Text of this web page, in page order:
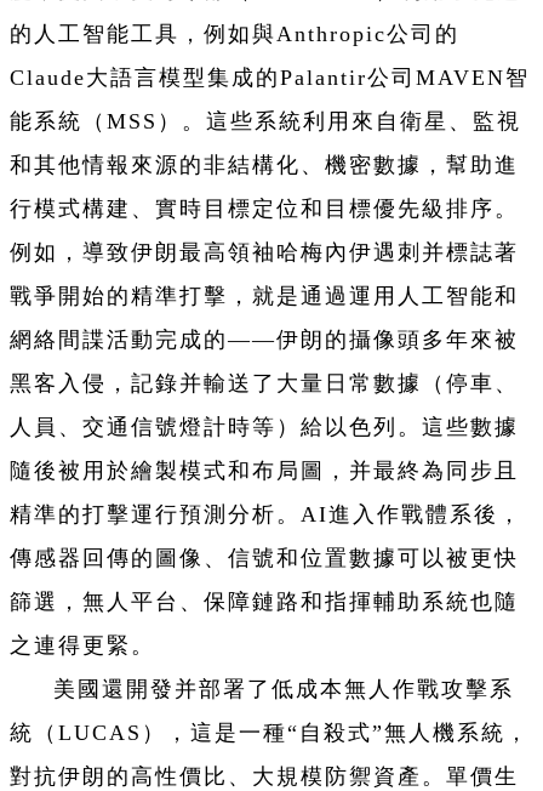
的人工智能工具，例如與Anthropic公司的
Claude大語言模型集成的Palantir公司MAVEN智
能系統（MSS）。這些系統利用來自衛星、監視
和其他情報來源的非結構化、機密數據，幫助進
行模式構建、實時目標定位和目標優先級排序。
例如，導致伊朗最高領袖哈梅內伊遇刺并標誌著
戰爭開始的精準打擊，就是通過運用人工智能和
網絡間諜活動完成的——伊朗的攝像頭多年來被
黑客入侵，記錄并輸送了大量日常數據（停車、
人員、交通信號燈計時等）給以色列。這些數據
隨後被用於繪製模式和布局圖，并最終為同步且
精準的打擊運行預測分析。AI進入作戰體系後，
傳感器回傳的圖像、信號和位置數據可以被更快
篩選，無人平台、保障鏈路和指揮輔助系統也隨
之連得更緊。
美國還開發并部署了低成本無人作戰攻擊系
統（LUCAS），這是一種“自殺式”無人機系統，
對抗伊朗的高性價比、大規模防禦資產。單價生